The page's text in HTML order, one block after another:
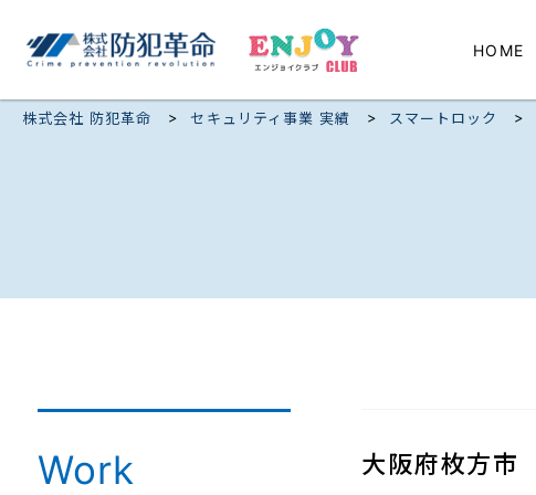
HOME
株式会社 防犯革命 > セキュリティ事業 実績 > スマートロック >
Work
大阪府枚方市